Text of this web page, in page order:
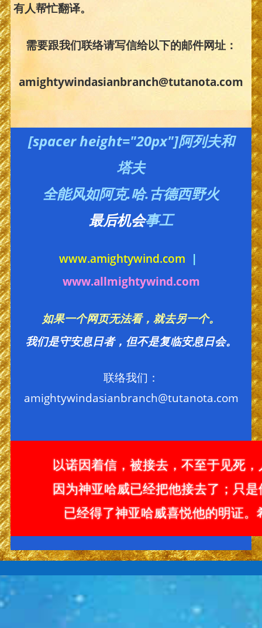
有人帮忙翻译。
需要跟我们联络请写信给以下的邮件网址：
amightywindasianbranch@tutanota.com
[spacer height="20px"]阿列夫和
塔夫
全能风如阿克.哈.古德西野火
最后机会事工
www.amightywind.com |
www.allmightywind.com
如果一个网页无法看，就去另一个。
我们是守安息日者，但不是复临安息日会。
联络我们：
amightywindasianbranch@tutanota.com
以诺因着信，被接去，不至于见死
因为神亚哈威已经把他接去了；只
已经得了神亚哈威喜悦他的明证